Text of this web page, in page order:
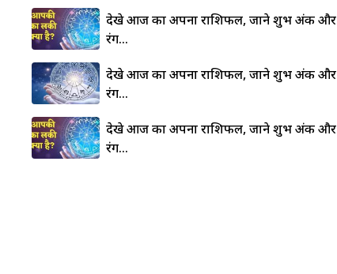
देखे आज का अपना राशिफल, जाने शुभ अंक और
रंग…
देखे आज का अपना राशिफल, जाने शुभ अंक और
रंग…
देखे आज का अपना राशिफल, जाने शुभ अंक और
रंग…